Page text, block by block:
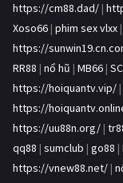
https://cm88.dad/ |
Xoso66 | phim sex vlxx |
https://
RR88 | nổ hũ | MB66 |
https://hoiquantv.vip/ |
https://
https://uu88n.org/ |
qq88 | sumclub | go88 |
https://vnew88.net/ |